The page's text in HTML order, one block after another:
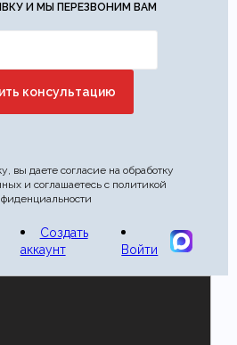
И МЫ ПЕРЕЗВОНИМ ВАМ
вы даете согласие на обработку
и соглашаетесь с политикой
Создать
аккаунт
Войти